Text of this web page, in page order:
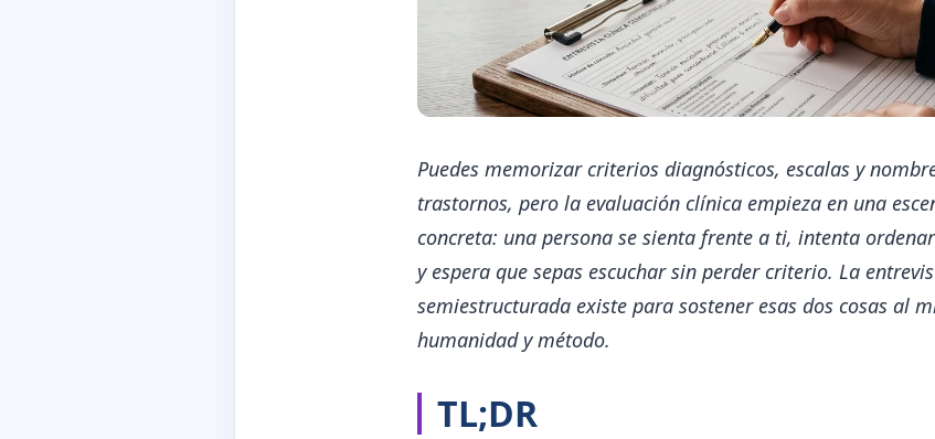
Puedes memorizar criterios diagnósticos, escalas y
trastornos, pero la evaluación clínica empieza en una
concreta: una persona se sienta frente a ti, intenta
y espera que sepas escuchar sin perder criterio. La
semiestructurada existe para sostener esas dos cosas al
humanidad y método.
TL;DR